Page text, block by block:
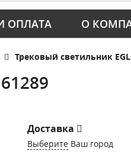
ОПЛАТА О
Трековый светильник
Доставка
Выберите Ваш город